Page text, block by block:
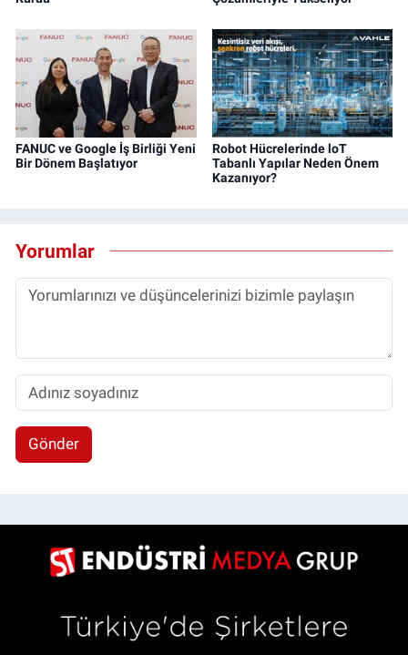
FANUC ve Google İş Birliği Yeni
Bir Dönem Başlatıyor
Robot Hücrelerinde loT
Tabanlı Yapılar Neden Önem
Kazanıyor?
Yorumlar
Gönder